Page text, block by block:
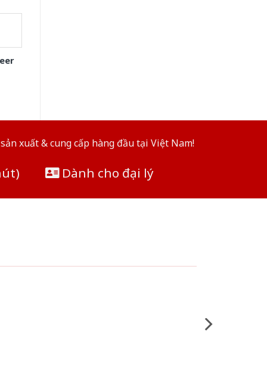
xuất & cung cấp hàng đầu tại Việt Nam!
Dành cho đại lý